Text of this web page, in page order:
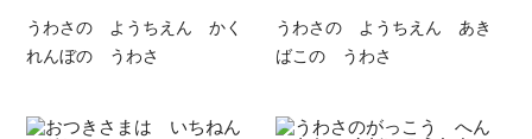
うわさの ようちえん かく
れんぼの うわさ
うわさの ようちえん あき
ばこの うわさ